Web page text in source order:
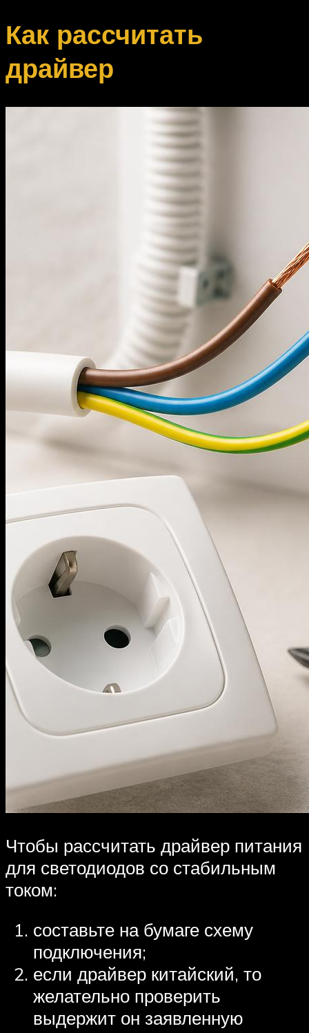
Как рассчитать
драйвер
Чтобы рассчитать драйвер питания
для светодиодов со стабильным
током:
составьте на бумаге схему
подключения;
если драйвер китайский, то
желательно проверить
выдержит он заявленную